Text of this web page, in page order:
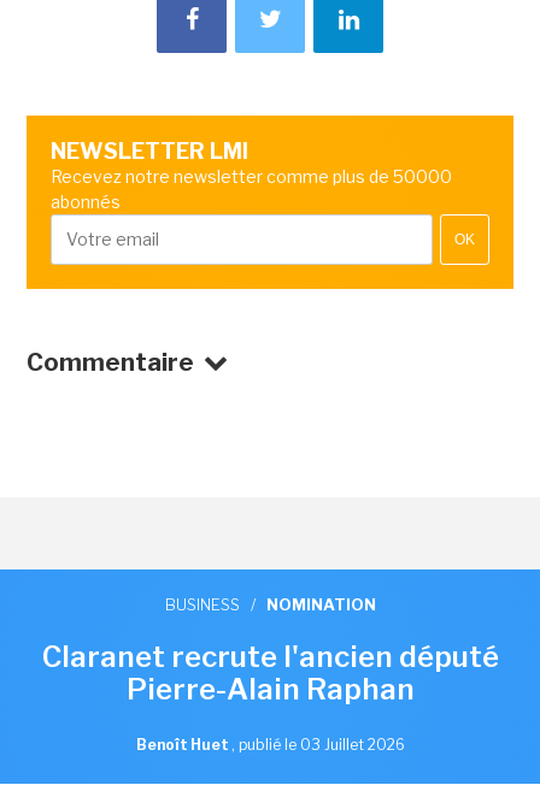
NEWSLETTER LMI
Recevez notre newsletter comme plus de 50000
abonnés
OK
Commentaire
BUSINESS / NOMINATION
Claranet recrute l'ancien député
Pierre-Alain Raphan
Benoît Huet , publié le 03 Juillet 2026